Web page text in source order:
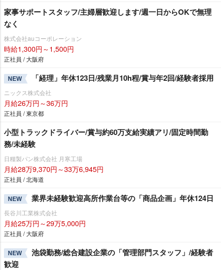
家事サポートスタッフ/主婦層歓迎します/週一日からOKで無理
なく
株式会社auコーポレーション
時給1,300円～1,500円
正社員 / 大阪府
NEW 「経理」年休123日/残業月10h程/賞与年2回/経験者採用
ニックス株式会社
月給26万円～36万円
正社員 / 東京都
小型トラックドライバー/賞与約60万支給実績アリ/固定時間勤
務/未経験
日糧製パン株式会社 月寒工場
月給28万9,370円～33万6,945円
正社員 / 北海道
NEW 業界未経験歓迎高所作業台等の「商品企画」年休124日
長谷川工業株式会社
月給25万円～29万5,000円
正社員 / 大阪府
NEW
池袋勤務/総合建設企業の「管理部門スタッフ」/経験者
歓迎